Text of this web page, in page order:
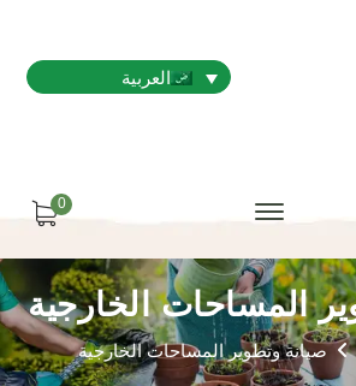
العربية
0
المساحات الخارجية
صيانة وتطوير المساحات الخارجية